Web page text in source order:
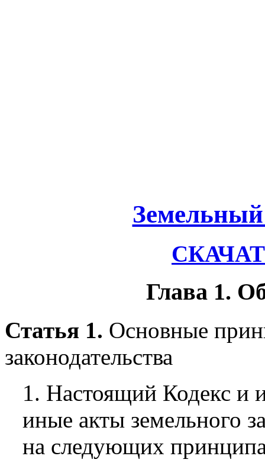
Глава 1.
Статья 1. Основные
законодательства
1. Настоящий Кодекс и
иные акты земельного
на следующих